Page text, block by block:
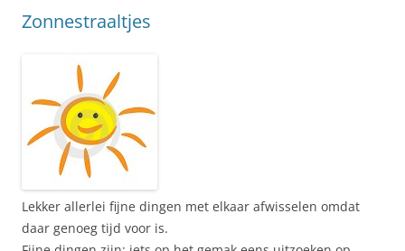
Zonnestraaltjes
Lekker allerlei fijne dingen met elkaar afwisselen omdat
daar genoeg tijd voor is.